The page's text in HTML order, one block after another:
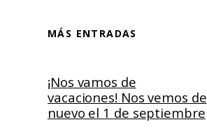
MÁS ENTRADAS
¡Nos vamos de
vacaciones! Nos vemos de
nuevo el 1 de septiembre